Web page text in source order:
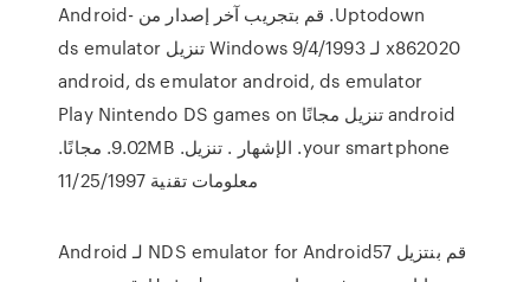
Uptodown. قم بتجريب آخر إصدار من Android-
x862020 لـ Windows 9/4/1993 تنزيل ds emulator
android, ds emulator android, ds emulator
android تنزيل مجانًا Play Nintendo DS games on
your smartphone. الإشهار . تنزيل. 9.02MB. مجانًا.
معلومات تقنية 11/25/1997
‫قم بنتزيل NDS emulator for Android57 لـ Android